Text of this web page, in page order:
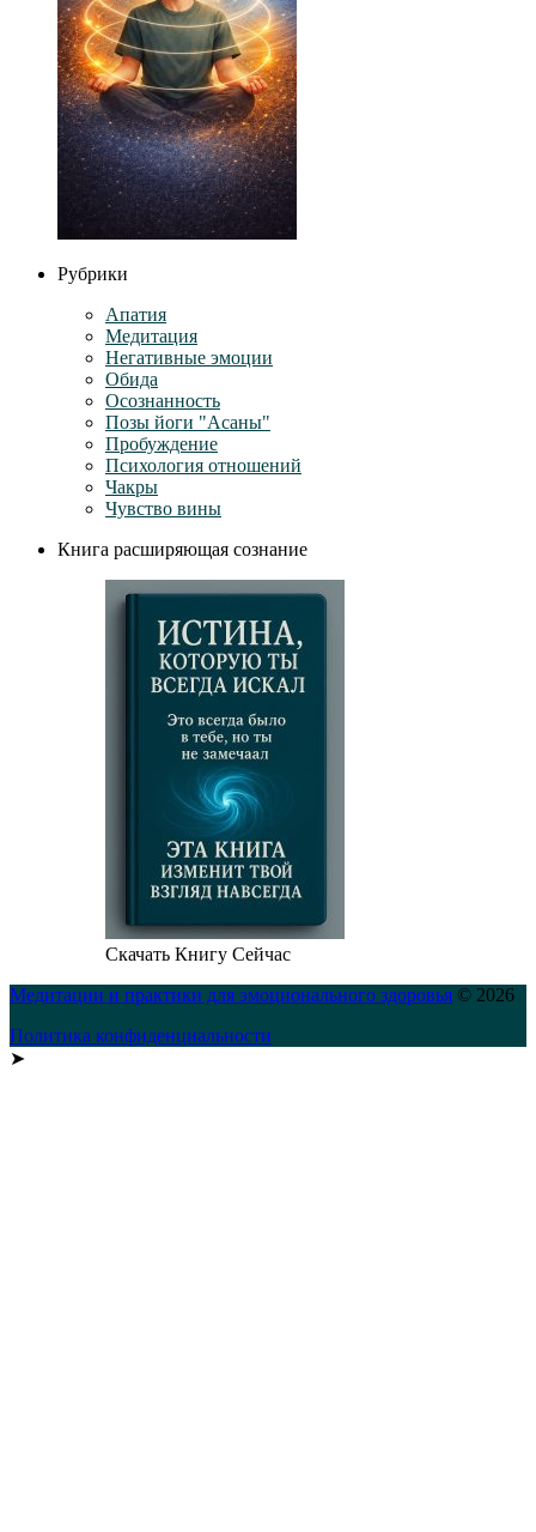
Рубрики
Апатия
Медитация
Негативные эмоции
Обида
Осознанность
Позы йоги "Асаны"
Пробуждение
Психология отношений
Чакры
Чувство вины
Книга расширяющая сознание
Скачать Книгу Сейчас
Медитации и практики для эмоционального здоровья © 2026
Политика конфиденциальности
➤